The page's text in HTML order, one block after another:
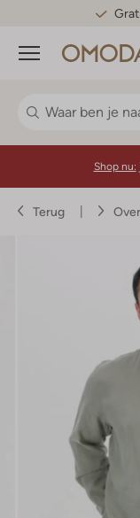
Menu
Shop nu:
Terug